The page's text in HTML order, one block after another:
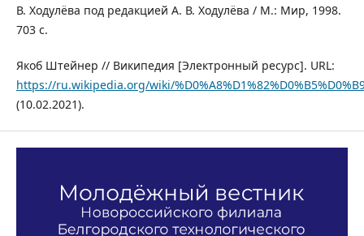
В. Ходулёва под редакцией А. В. Ходулёва / М.: Мир, 1998.
703 с.
Якоб Штейнер // Википедия [Электронный ресурс]. URL:
https://ru.wikipedia.org/wiki/
(10.02.2021).